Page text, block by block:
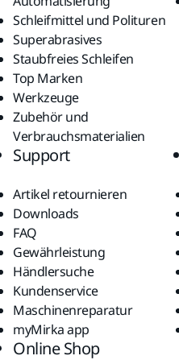
Schleifmittel und Polituren
Superabrasives
Staubfreies Schleifen
Top Marken
Werkzeuge
Zubehör und
Verbrauchsmaterialien
Support
Artikel retournieren
Downloads
FAQ
Gewährleistung
Händlersuche
Kundenservice
Maschinenreparatur
myMirka app
Online Shop